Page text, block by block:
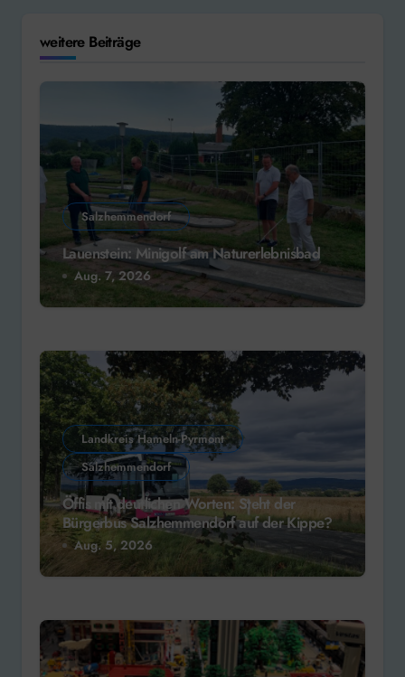
weitere Beiträge
Salzhemmendorf
Lauenstein: Minigolf am Naturerlebnisbad
Aug. 7, 2026
Landkreis Hameln-Pyrmont
Salzhemmendorf
Öffis mit deutlichen Worten: Steht der
Bürgerbus Salzhemmendorf auf der Kippe?
Aug. 5, 2026